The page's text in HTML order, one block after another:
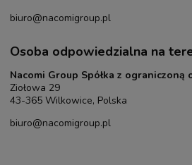
biuro@nacomigroup.pl
Osoba odpowiedzialna na
Nacomi Group Spółka z
Ziołowa 29
43-365 Wilkowice, Polska
biuro@nacomigroup.pl